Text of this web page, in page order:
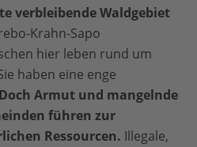
verbleibende Waldgebiet
Krahn-Sapo
hier leben rund um
haben eine enge
Doch Armut und mangelnde
führen zur
Ressourcen. Illegale,